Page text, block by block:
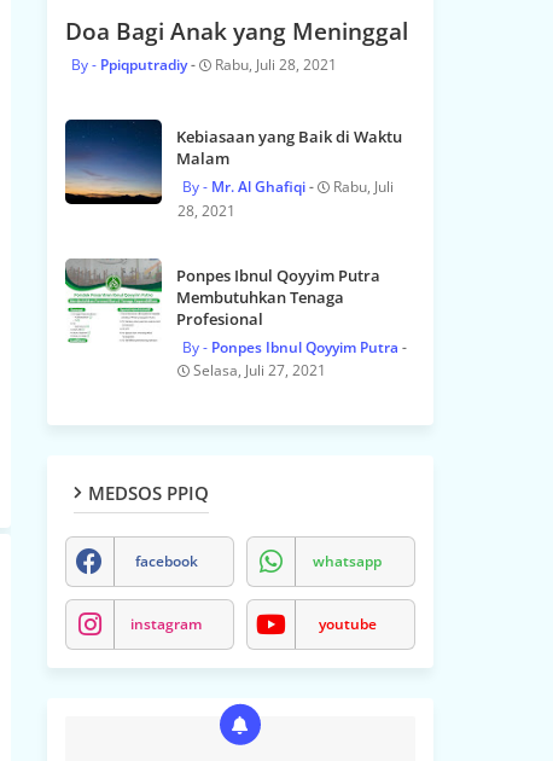
Doa Bagi Anak yang Meninggal
Ppiqputradiy Rabu, Juli 28, 2021
Kebiasaan yang Baik di Waktu
Malam
Mr. Al Ghafiqi
Rabu, Juli
28, 2021
Ponpes Ibnul Qoyyim Putra
Membutuhkan Tenaga
Profesional
Ponpes Ibnul Qoyyim Putra
Selasa, Juli 27, 2021
MEDSOS PPIQ
facebook whatsapp
instagram youtube